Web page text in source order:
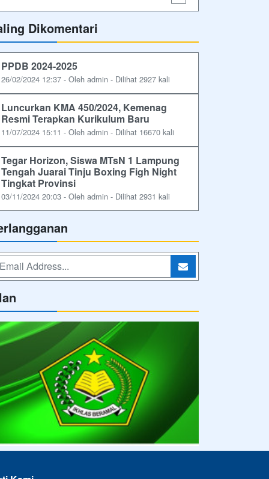
Dikomentari
PPDB 2024-2025
26/02/2024 12:37 - Oleh admin - Dilihat 2927 kali
Luncurkan KMA 450/2024, Kemenag
Resmi Terapkan Kurikulum Baru
11/07/2024 15:11 - Oleh admin - Dilihat 16670 kali
Tegar Horizon, Siswa MTsN 1 Lampung
Tengah Juarai Tinju Boxing Figh Night
Tingkat Provinsi
03/11/2024 20:03 - Oleh admin - Dilihat 2931 kali